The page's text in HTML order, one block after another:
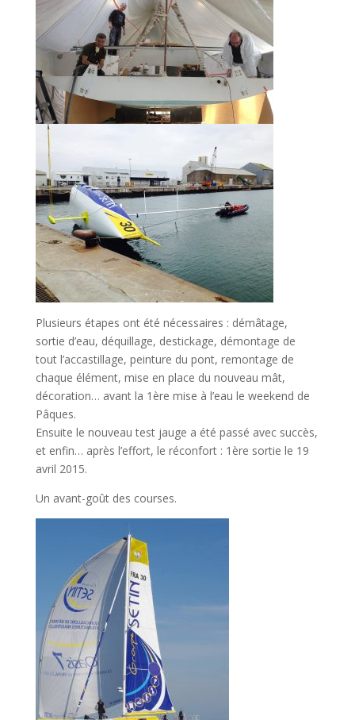
Plusieurs étapes ont été nécessaires : démâtage,
sortie d’eau, déquillage, destickage, démontage de
tout l’accastillage, peinture du pont, remontage de
chaque élément, mise en place du nouveau mât,
décoration… avant la 1ère mise à l’eau le weekend de
Pâques.
Ensuite le nouveau test jauge a été passé avec succès,
et enfin… après l’effort, le réconfort : 1ère sortie le 19
avril 2015.
Un avant-goût des courses.